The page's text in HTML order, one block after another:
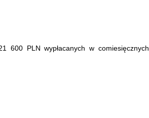
600 PLN wypłacanych w comiesięcznych